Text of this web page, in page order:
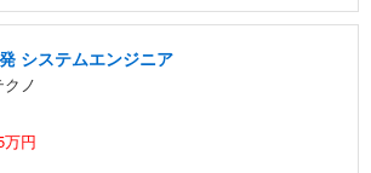
システムエンジニア
ノ
万円